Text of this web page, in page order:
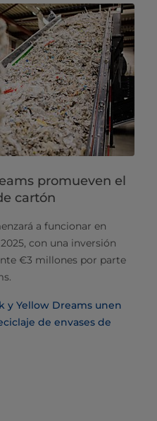
promueven el
cartón
a funcionar en
con una inversión
€3 millones por parte
y Yellow Dreams unen
de envases de